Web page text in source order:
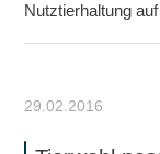
Nutztierhaltung
29.02.2016